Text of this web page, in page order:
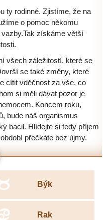
ty rodinné. Zjistíme, že na
o pomoc někomu
získáme větší
všech záležitostí, které se
se také změny, které
cítit vděčnost za vše, co
si měli dávat pozor je
Koncem roku,
bude náš organismus
bacil. Hlídejte si tedy příjem
přečkáte bez újmy.
Býk
Rak